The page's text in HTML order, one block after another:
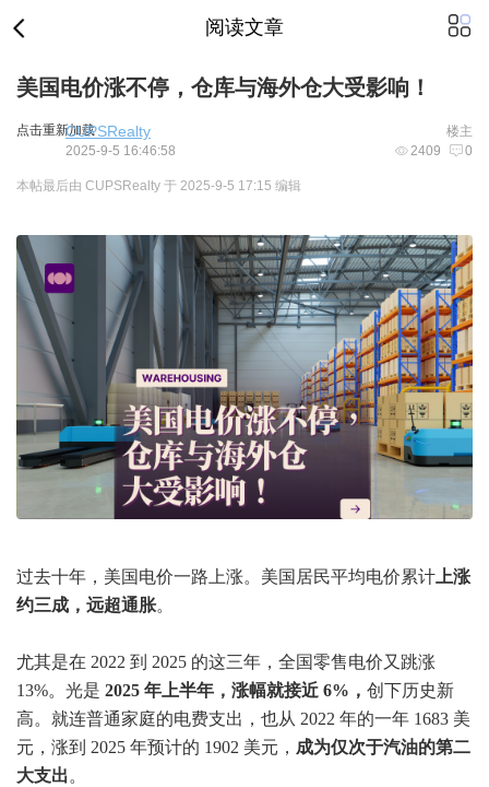
阅读文章
美国电价涨不停，仓库与海外仓大受影响！
点击重新加载 楼主
CUPSRealty
2409 0
2025-9-5 16:46:58
本帖最后由 CUPSRealty 于 2025-9-5 17:15 编辑
过去十年，美国电价一路上涨。美国居民平均电价累计 上涨
约三成，远超通胀。
尤其是在 2022 到 2025 的这三年，全国零售电价又跳涨
13%。光是 2025 年上半年，涨幅就接近 6%， 创下历史新
高。就连普通家庭的电费支出，也从 2022 年的一年 1683 美
元，涨到 2025 年预计的 1902 美元， 成为仅次于汽油的第二
大支出。